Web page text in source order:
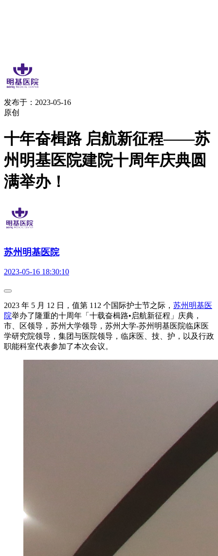
发布于：2023-05-16
原创
十年奋楫路 启航新征程——苏
州明基医院建院十周年庆典圆
满举办！
苏州明基医院
2023-05-16 18:30:10
2023 年 5 月 12 日，值第 112 个国际护士节之际， 苏州明基医
院举办了隆重的十周年「十载奋楫路•启航新征程」庆典，
市、区领导，苏州大学领导，苏州大学-苏州明基医院临床医
学研究院领导，集团与医院领导，临床医、技、护，以及行政
职能科室代表参加了本次会议。